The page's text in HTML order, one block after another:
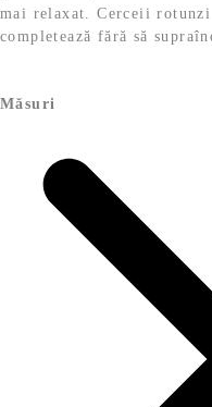
mai relaxat. Cerceii
completează fără să
Măsuri